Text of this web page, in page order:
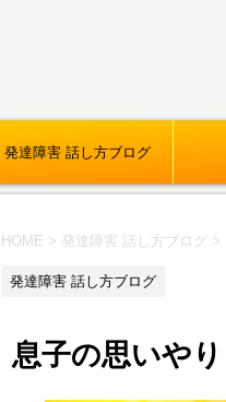
発達障害 話し方ブログ
HOME > 発達障害 話し方ブログ >
発達障害 話し方ブログ
息子の思いやり